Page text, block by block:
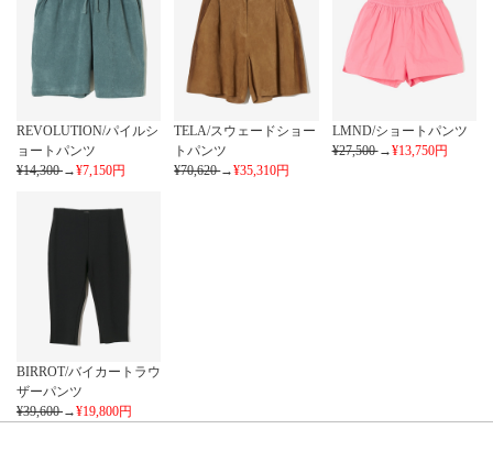
REVOLUTION/パイルシ
ョートパンツ
¥14,300→¥7,150円
TELA/スウェードショー
トパンツ
¥70,620→¥35,310円
LMND/ショートパンツ
¥27,500→¥13,750円
BIRROT/バイカートラウ
ザーパンツ
¥39,600→¥19,800円